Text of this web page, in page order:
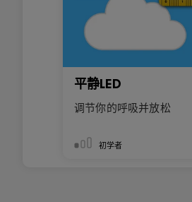
平静LED
调节你的呼吸并放松
初学者